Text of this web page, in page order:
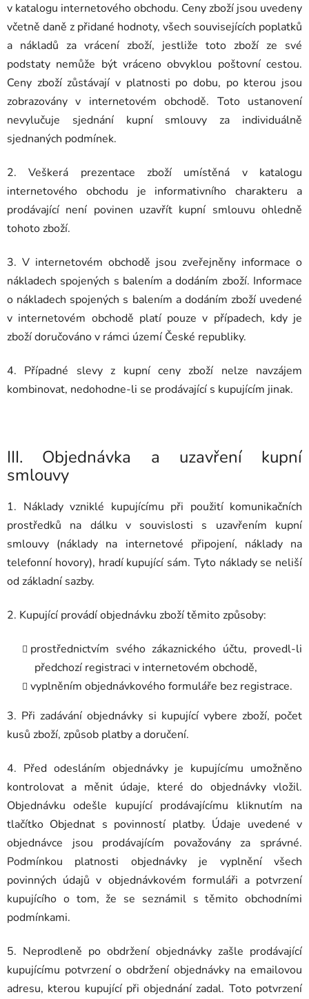
v katalogu internetového obchodu. Ceny zboží jsou uvedeny
včetně daně z přidané hodnoty, všech souvisejících poplatků
a nákladů za vrácení zboží, jestliže toto zboží ze své
podstaty nemůže být vráceno obvyklou poštovní cestou.
Ceny zboží zůstávají v platnosti po dobu, po kterou jsou
zobrazovány v internetovém obchodě. Toto ustanovení
nevylučuje sjednání kupní smlouvy za individuálně
sjednaných podmínek.
2. Veškerá prezentace zboží umístěná v katalogu
internetového obchodu je informativního charakteru a
prodávající není povinen uzavřít kupní smlouvu ohledně
tohoto zboží.
3. V internetovém obchodě jsou zveřejněny informace o
nákladech spojených s balením a dodáním zboží. Informace
o nákladech spojených s balením a dodáním zboží uvedené
v internetovém obchodě platí pouze v případech, kdy je
zboží doručováno v rámci území České republiky.
4. Případné slevy z kupní ceny zboží nelze navzájem
kombinovat, nedohodne-li se prodávající s kupujícím jinak.
III. Objednávka a uzavření kupní
smlouvy
1. Náklady vzniklé kupujícímu při použití komunikačních
prostředků na dálku v souvislosti s uzavřením kupní
smlouvy (náklady na internetové připojení, náklady na
telefonní hovory), hradí kupující sám. Tyto náklady se neliší
od základní sazby.
2. Kupující provádí objednávku zboží těmito způsoby:
prostřednictvím svého zákaznického účtu, provedl-li
předchozí registraci v internetovém obchodě,
vyplněním objednávkového formuláře bez registrace.
3. Při zadávání objednávky si kupující vybere zboží, počet
kusů zboží, způsob platby a doručení.
4. Před odesláním objednávky je kupujícímu umožněno
kontrolovat a měnit údaje, které do objednávky vložil.
Objednávku odešle kupující prodávajícímu kliknutím na
tlačítko Objednat s povinností platby. Údaje uvedené v
objednávce jsou prodávajícím považovány za správné.
Podmínkou platnosti objednávky je vyplnění všech
povinných údajů v objednávkovém formuláři a potvrzení
kupujícího o tom, že se seznámil s těmito obchodními
podmínkami.
5. Neprodleně po obdržení objednávky zašle prodávající
kupujícímu potvrzení o obdržení objednávky na emailovou
adresu, kterou kupující při objednání zadal. Toto potvrzení